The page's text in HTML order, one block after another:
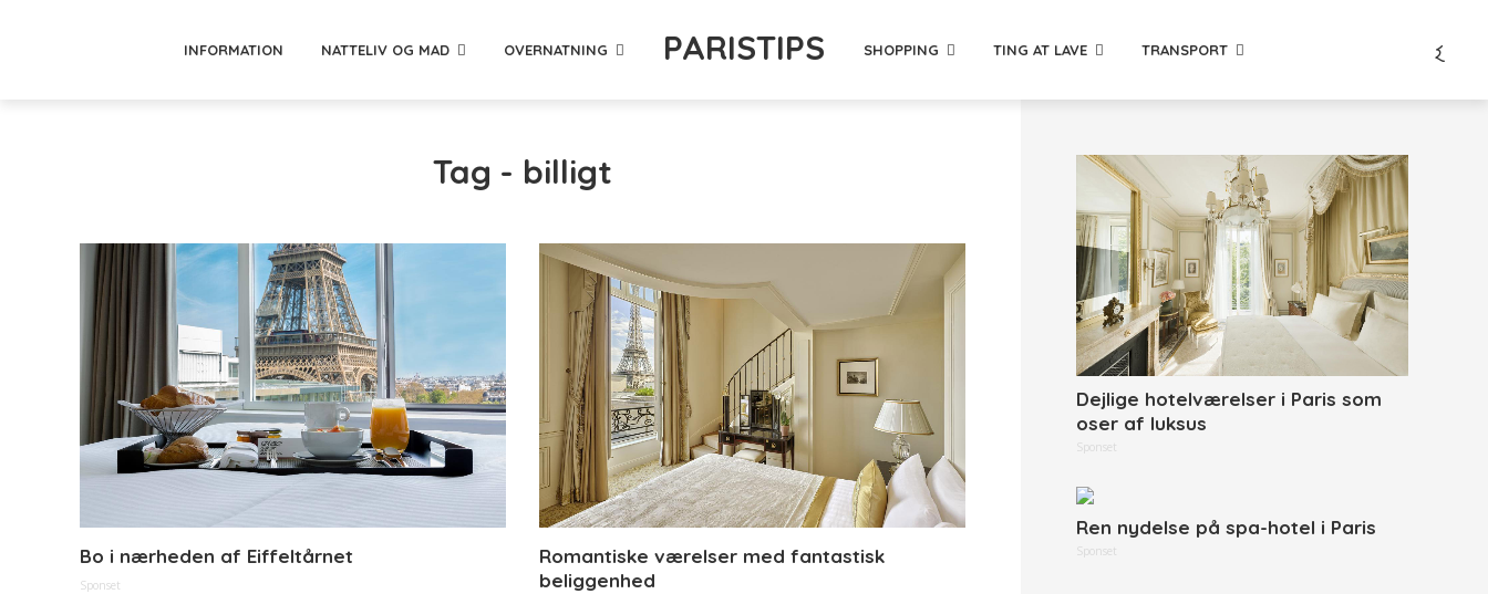
INFORMATION NATTELIV OG MAD OVERNATNING PARISTIPS SHOPPING TING AT LAVE TRANSPORT
Tag - billigt
Bo i nærheden af Eiffeltårnet
Sponset
Romantiske værelser med fantastisk
beliggenhed
Dejlige hotelværelser i Paris som
oser af luksus
Sponset
Ren nydelse på spa-hotel i Paris
Sponset